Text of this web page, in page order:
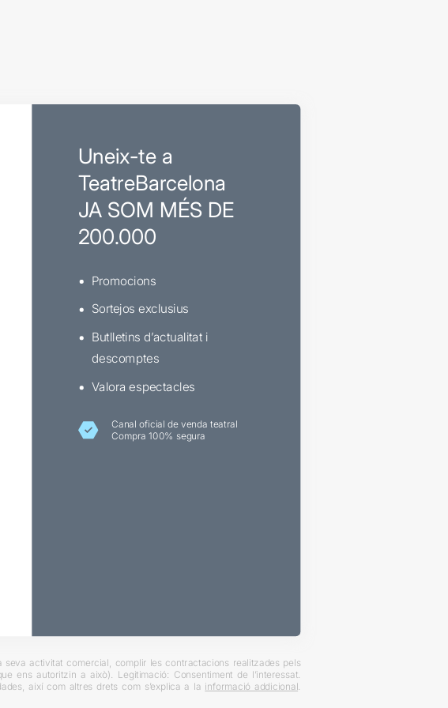
Uneix-te a
TeatreBarcelona
JA SOM MÉS DE
200.000
Promocions
Sortejos exclusius
Butlletins d’actualitat i
descomptes
Valora espectacles
Canal oficial de venda teatral
Compra 100% segura
seva activitat comercial, complir les contractacions realitzades pels
ens autoritzin a això). Legitimació: Consentiment de l’interessat.
així com altres drets com s’explica a la informació addicional